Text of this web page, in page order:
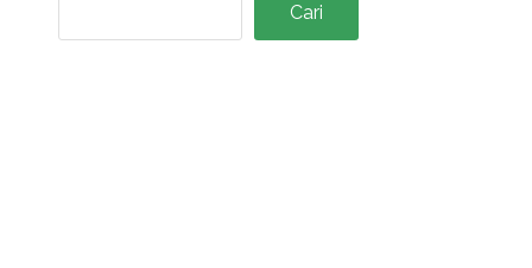
Cari